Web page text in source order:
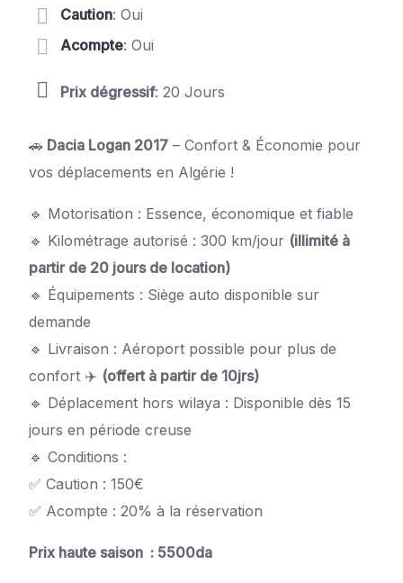
Caution: Oui
Acompte: Oui
Prix dégressif: 20 Jours
🚗 Dacia Logan 2017 – Confort & Économie pour
vos déplacements en Algérie !
🔹 Motorisation : Essence, économique et fiable
🔹 Kilométrage autorisé : 300 km/jour (illimité à
partir de 20 jours de location)
🔹 Équipements : Siège auto disponible sur
demande
🔹 Livraison : Aéroport possible pour plus de
confort ✈️ (offert à partir de 10jrs)
🔹 Déplacement hors wilaya : Disponible dès 15
jours en période creuse
🔹 Conditions :
✅ Caution : 150€
✅ Acompte : 20% à la réservation
Prix haute saison : 5500da